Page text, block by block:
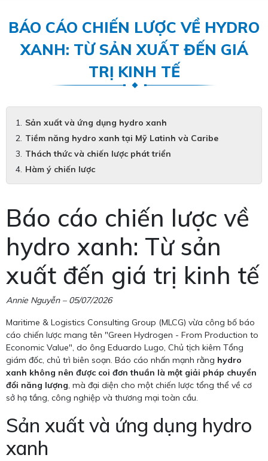
BÁO CÁO CHIẾN LƯỢC VỀ HYDRO
XANH: TỪ SẢN XUẤT ĐẾN GIÁ
TRỊ KINH TẾ
Sản xuất và ứng dụng hydro xanh
Tiềm năng hydro xanh tại Mỹ Latinh và Caribe
Thách thức và chiến lược phát triển
Hàm ý chiến lược
Báo cáo chiến lược về
hydro xanh: Từ sản
xuất đến giá trị kinh tế
Annie Nguyễn – 05/07/2026
Maritime & Logistics Consulting Group (MLCG) vừa công bố báo
cáo chiến lược mang tên "Green Hydrogen - From Production to
Economic Value", do ông Eduardo Lugo, Chủ tịch kiêm Tổng
giám đốc, chủ trì biên soạn. Báo cáo nhấn mạnh rằng hydro
xanh không nên được coi đơn thuần là một giải pháp chuyển
đổi năng lượng, mà đại diện cho một chiến lược tổng thể về cơ
sở hạ tầng, công nghiệp và thương mại toàn cầu.
Sản xuất và ứng dụng hydro
xanh